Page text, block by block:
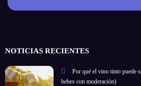
NOTICIAS RECIENTES
Por qué el vino tinto puede
bebes con moderación)